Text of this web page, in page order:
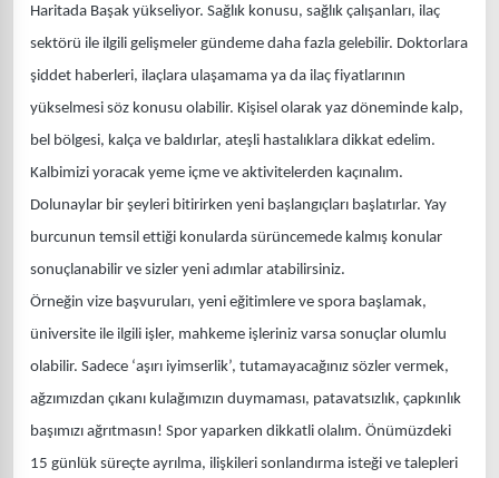
Haritada Başak yükseliyor. Sağlık konusu, sağlık çalışanları, ilaç
sektörü ile ilgili gelişmeler gündeme daha fazla gelebilir. Doktorlara
şiddet haberleri, ilaçlara ulaşamama ya da ilaç fiyatlarının
yükselmesi söz konusu olabilir. Kişisel olarak yaz döneminde kalp,
bel bölgesi, kalça ve baldırlar, ateşli hastalıklara dikkat edelim.
Kalbimizi yoracak yeme içme ve aktivitelerden kaçınalım.
Dolunaylar bir şeyleri bitirirken yeni başlangıçları başlatırlar. Yay
burcunun temsil ettiği konularda sürüncemede kalmış konular
sonuçlanabilir ve sizler yeni adımlar atabilirsiniz.
Örneğin vize başvuruları, yeni eğitimlere ve spora başlamak,
üniversite ile ilgili işler, mahkeme işleriniz varsa sonuçlar olumlu
olabilir. Sadece ‘aşırı iyimserlik’, tutamayacağınız sözler vermek,
ağzımızdan çıkanı kulağımızın duymaması, patavatsızlık, çapkınlık
başımızı ağrıtmasın! Spor yaparken dikkatli olalım. Önümüzdeki
15 günlük süreçte ayrılma, ilişkileri sonlandırma isteği ve talepleri